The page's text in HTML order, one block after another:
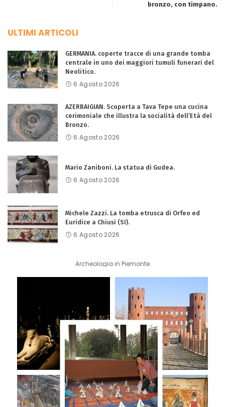
bronzo, con timpano.
ULTIMI ARTICOLI
GERMANIA. coperte tracce di una grande tomba
centrale in uno dei maggiori tumuli funerari del
Neolitico.
6 Agosto 2026
AZERBAIGIAN. Scoperta a Tava Tepe una cucina
cerimoniale che illustra la socialità dell’Età del
Bronzo.
6 Agosto 2026
Mario Zaniboni. La statua di Gudea.
6 Agosto 2026
Michele Zazzi. La tomba etrusca di Orfeo ed
Euridice a Chiusi (SI).
6 Agosto 2026
Archeologia in Piemonte